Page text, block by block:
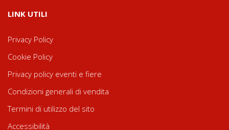
LINK UTILI
Privacy Policy
Cookie Policy
Privacy policy eventi e fiere
Condizioni generali di vendita
Termini di utilizzo del sito
Accessibilità